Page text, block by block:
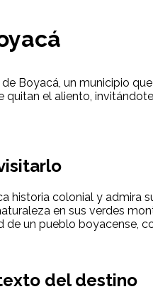
Boyacá, un municipio
quitan el aliento,
historia colonial y admira
en sus verdes
de un pueblo boyacense,
del destino